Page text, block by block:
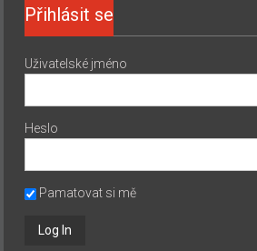
Přihlásit se
Uživatelské jméno
Heslo
Pamatovat si mě